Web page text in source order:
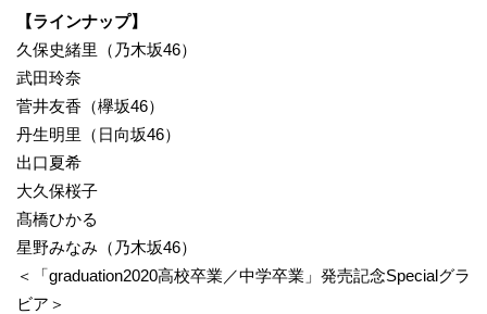
【ラインナップ】
久保史緒里（乃木坂46）
武田玲奈
菅井友香（欅坂46）
丹生明里（日向坂46）
出口夏希
大久保桜子
髙橋ひかる
星野みなみ（乃木坂46）
＜「graduation2020高校卒業／中学卒業」発売記念Specialグラ
ビア＞